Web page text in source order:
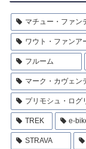
マチュー・ファン
ワウト・ファンア
フルーム
マーク・カヴェン
プリモシュ・ログ
TREK e-
STRAVA